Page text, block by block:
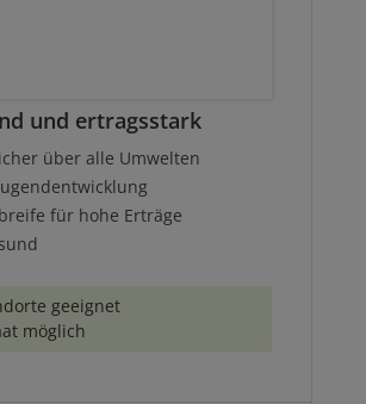
und ertragsstark
über alle Umwelten
für hohe Erträge
geeignet
möglich